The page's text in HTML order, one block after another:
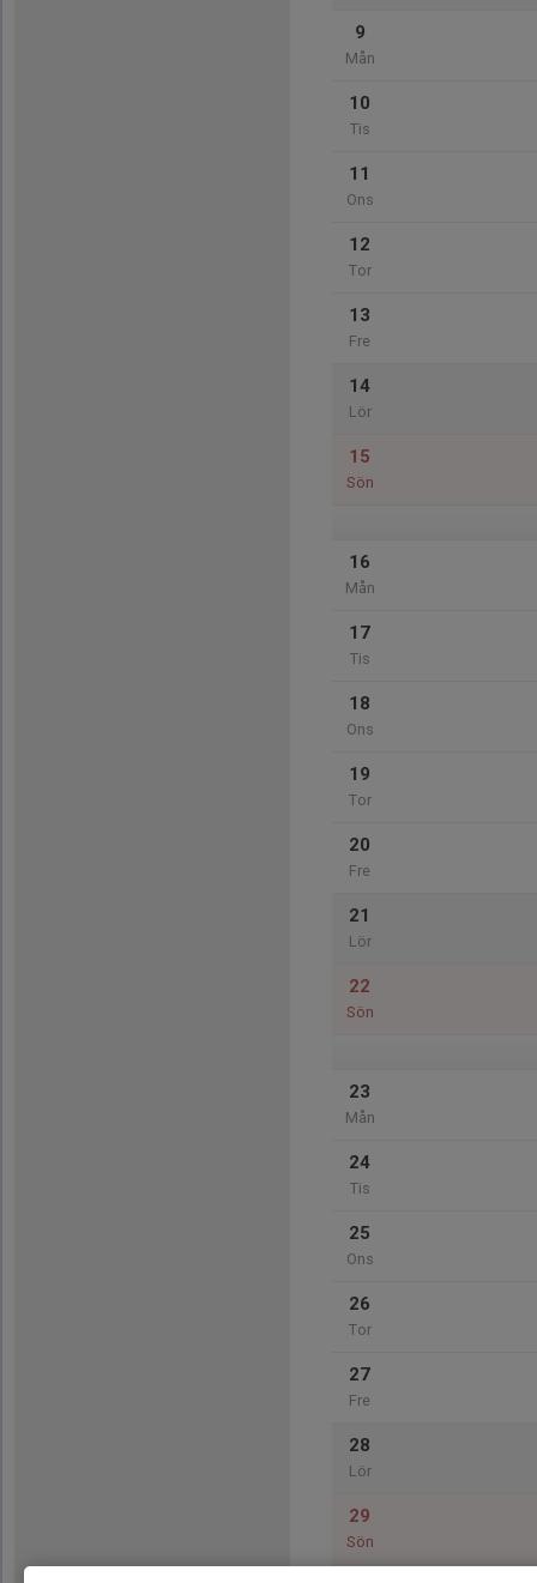
9
Mån
10
Tis
11
Ons
12
Tor
13
Fre
14
Lör
15
Sön
16
Mån
17
Tis
18
Ons
19
Tor
20
Fre
21
Lör
22
Sön
23
Mån
24
Tis
25
Ons
26
Tor
27
Fre
28
Lör
29
Sön